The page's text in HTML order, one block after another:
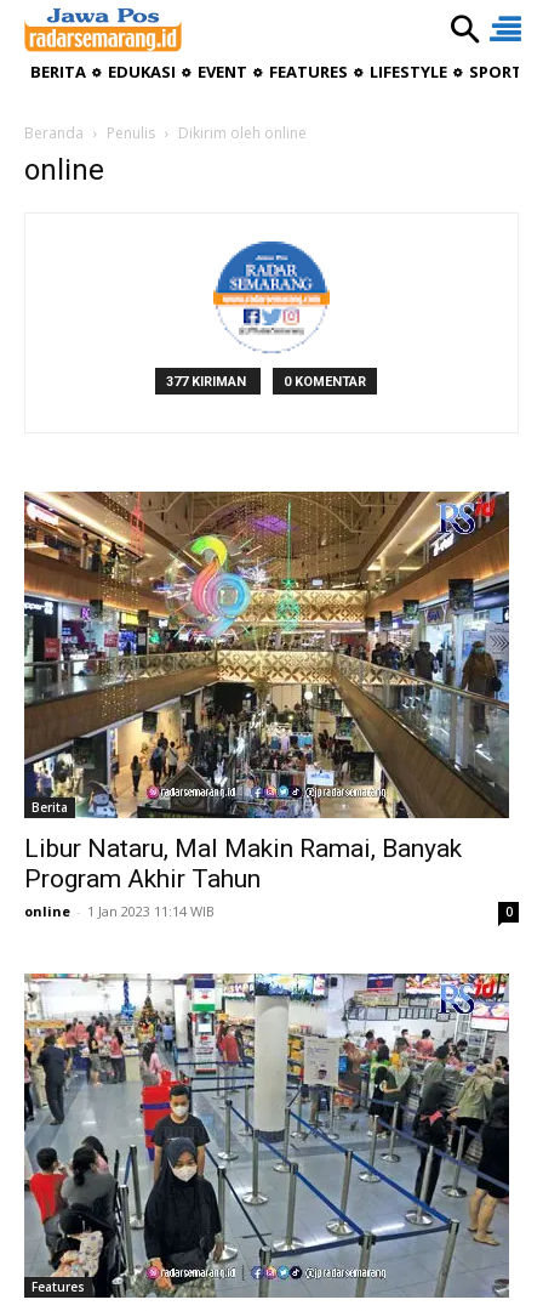
BERITA EDUKASI EVENT FEATURES LIFESTYLE
Beranda Penulis Dikirim oleh online
online
377 KIRIMAN 0 KOMENTAR
Berita
Libur Nataru, Mal Makin Ramai, Banyak
Program Akhir Tahun
online - 1 Jan 2023 11:14 WIB 0
Features